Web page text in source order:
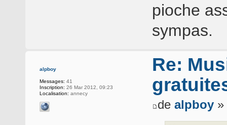
pioche
sympas.
alpboy
Messages: 41
Inscription: 26 Mar 2012, 09:23
Localisation: annecy
Re:
de alpboy »